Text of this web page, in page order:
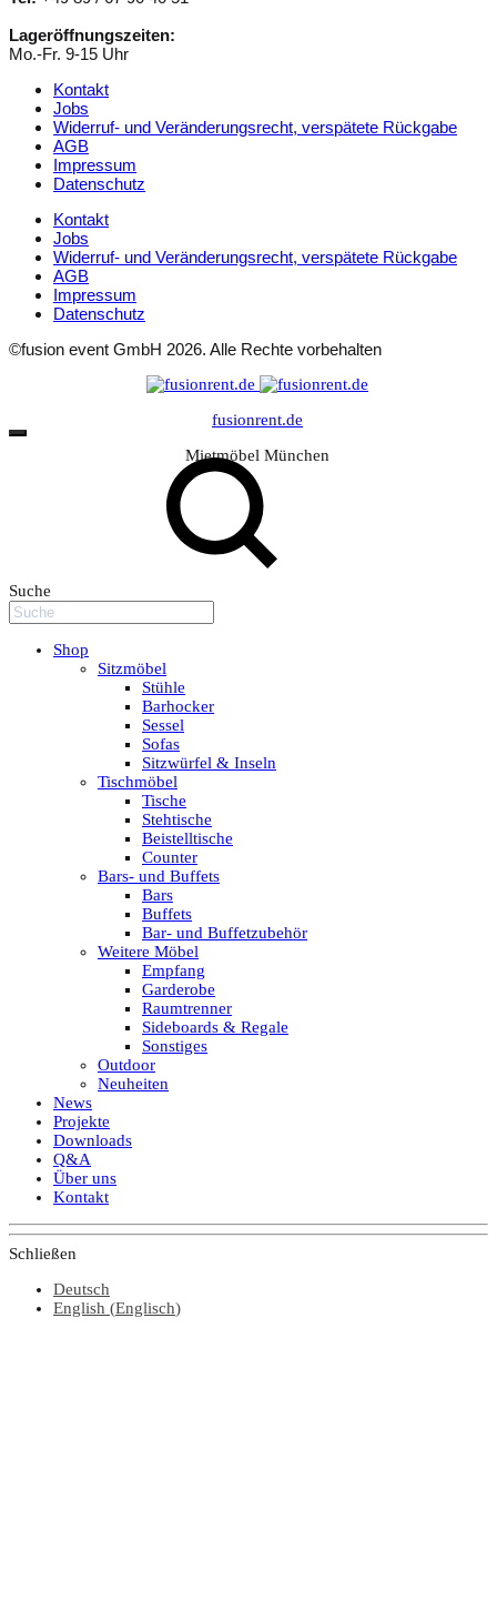
Lageröffnungszeiten:
Mo.-Fr. 9-15 Uhr
Kontakt
Jobs
Widerruf- und Veränderungsrecht, verspätete Rückgabe
AGB
Impressum
Datenschutz
Kontakt
Jobs
Widerruf- und Veränderungsrecht, verspätete Rückgabe
AGB
Impressum
Datenschutz
©fusion event GmbH 2026. Alle Rechte vorbehalten
fusionrent.de
Mietmöbel München
Suche
Shop
Sitzmöbel
Stühle
Barhocker
Sessel
Sofas
Sitzwürfel & Inseln
Tischmöbel
Tische
Stehtische
Beistelltische
Counter
Bars- und Buffets
Bars
Buffets
Bar- und Buffetzubehör
Weitere Möbel
Empfang
Garderobe
Raumtrenner
Sideboards & Regale
Sonstiges
Outdoor
Neuheiten
News
Projekte
Downloads
Q&A
Über uns
Kontakt
Schließen
Deutsch
English (Englisch)